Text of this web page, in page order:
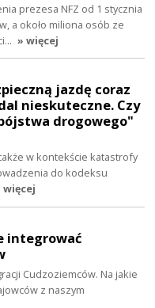
prezesa NFZ od 1 stycznia
a około miliona osób ze
» więcej
jazdę coraz
nieskuteczne. Czy
drogowego"
w kontekście katastrofy
do kodeksu
więcej
integrować
Cudzoziemców. Na jakie
z naszym